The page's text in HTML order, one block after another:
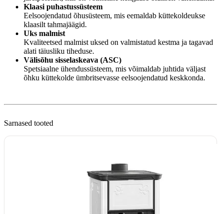
Klaasi puhastussüsteem
Eelsoojendatud õhusüsteem, mis eemaldab küttekoldeukse
klaasilt tahmajäägid.
Uks malmist
Kvaliteetsed malmist uksed on valmistatud kestma ja tagavad
alati täiusliku tiheduse.
Välisõhu sisselaskeava (ASC)
Spetsiaalne ühendussüsteem, mis võimaldab juhtida väljast
õhku küttekolde ümbritsevasse eelsoojendatud keskkonda.
Sarnased tooted